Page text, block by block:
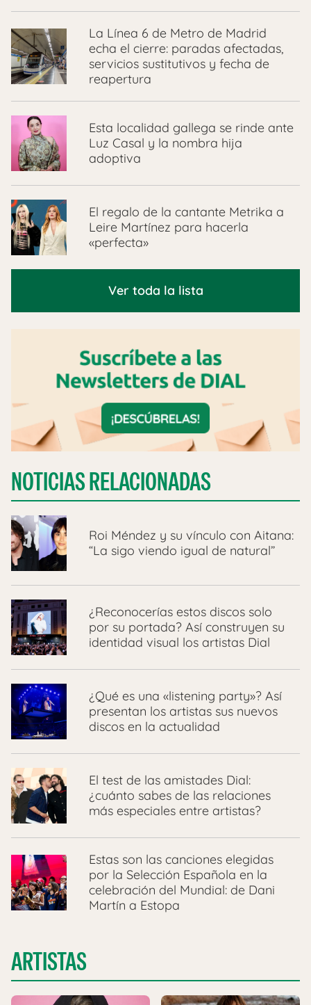
La Línea 6 de Metro de Madrid
echa el cierre: paradas afectadas,
servicios sustitutivos y fecha de
reapertura
Esta localidad gallega se rinde ante
Luz Casal y la nombra hija
adoptiva
El regalo de la cantante Metrika a
Leire Martínez para hacerla
«perfecta»
Ver toda la lista
NOTICIAS RELACIONADAS
Roi Méndez y su vínculo con Aitana:
“La sigo viendo igual de natural”
¿Reconocerías estos discos solo
por su portada? Así construyen su
identidad visual los artistas Dial
¿Qué es una «listening party»? Así
presentan los artistas sus nuevos
discos en la actualidad
El test de las amistades Dial:
¿cuánto sabes de las relaciones
más especiales entre artistas?
Estas son las canciones elegidas
por la Selección Española en la
celebración del Mundial: de Dani
Martín a Estopa
ARTISTAS